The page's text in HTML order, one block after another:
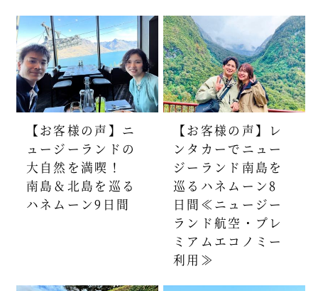
【お客様の声】ニ
ュージーランドの
大自然を満喫！
南島＆北島を巡る
ハネムーン9日間
【お客様の声】レ
ンタカーでニュー
ジーランド南島を
巡るハネムーン8
日間≪ニュージー
ランド航空・プレ
ミアムエコノミー
利用≫